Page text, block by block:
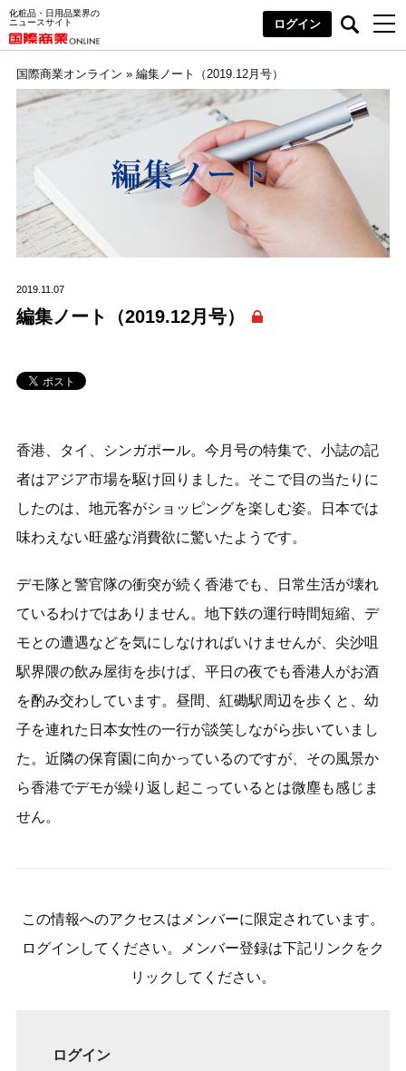
化粧品・日用品業界の
ニュースサイト
ログイン
国際商業オンライン » 編集ノート（2019.12月号）
2019.11.07
編集ノート（2019.12月号）
香港、タイ、シンガポール。今月号の特集で、小誌の記
者はアジア市場を駆け回りました。そこで目の当たりに
したのは、地元客がショッピングを楽しむ姿。日本では
味わえない旺盛な消費欲に驚いたようです。
デモ隊と警官隊の衝突が続く香港でも、日常生活が壊れ
ているわけではありません。地下鉄の運行時間短縮、デ
モとの遭遇などを気にしなければいけませんが、尖沙咀
駅界隈の飲み屋街を歩けば、平日の夜でも香港人がお酒
を酌み交わしています。昼間、紅磡駅周辺を歩くと、幼
子を連れた日本女性の一行が談笑しながら歩いていまし
た。近隣の保育園に向かっているのですが、その風景か
ら香港でデモが繰り返し起こっているとは微塵も感じま
せん。
この情報へのアクセスはメンバーに限定されています。
ログインしてください。メンバー登録は下記リンクをク
リックしてください。
ログイン